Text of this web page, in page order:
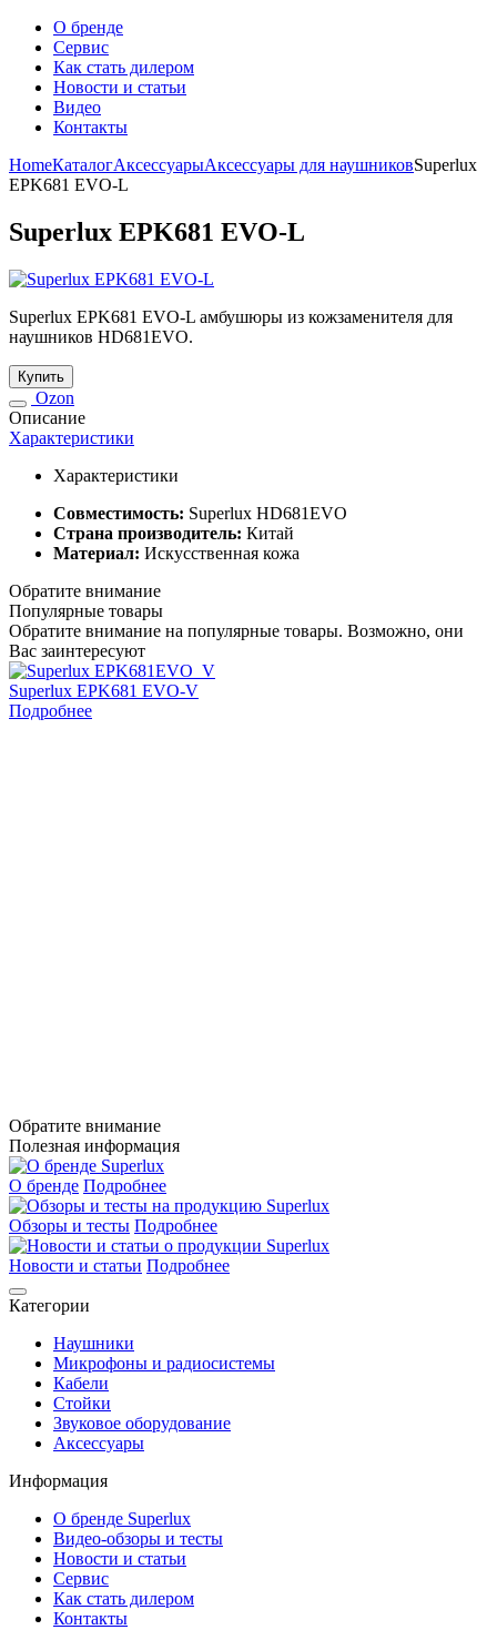
О бренде
Сервис
Как стать дилером
Новости и статьи
Видео
Контакты
HomeКаталогАксессуарыАксессуары для наушниковSuperlux
EPK681 EVO-L
Superlux EPK681 EVO-L
Superlux EPK681 EVO-L амбушюры из кожзаменителя для
наушников HD681EVO.
Купить
Ozon
Описание
Характеристики
Характеристики
Совместимость: Superlux HD681EVO
Страна производитель: Китай
Материал: Искусственная кожа
Обратите внимание
Популярные товары
Обратите внимание на популярные товары. Возможно, они
Вас заинтересуют
Superlux EPK681 EVO-V
Подробнее
Обратите внимание
Полезная информация
О бренде Подробнее
Обзоры и тесты Подробнее
Новости и статьи Подробнее
Категории
Наушники
Микрофоны и радиосистемы
Кабели
Стойки
Звуковое оборудование
Аксессуары
Информация
О бренде Superlux
Видео-обзоры и тесты
Новости и статьи
Сервис
Как стать дилером
Контакты